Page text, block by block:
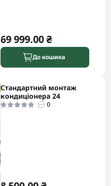
69 999.00 ₴
До кошика
Стандартний монтаж
кондиціонера 24
0